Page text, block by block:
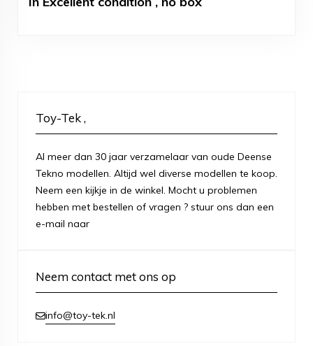
Toy-Tek ,
Al meer dan 30 jaar verzamelaar van oude Deense
Tekno modellen. Altijd wel diverse modellen te koop.
Neem een kijkje in de winkel. Mocht u problemen
hebben met bestellen of vragen ? stuur ons dan een
e-mail naar
Neem contact met ons op
info@toy-tek.nl